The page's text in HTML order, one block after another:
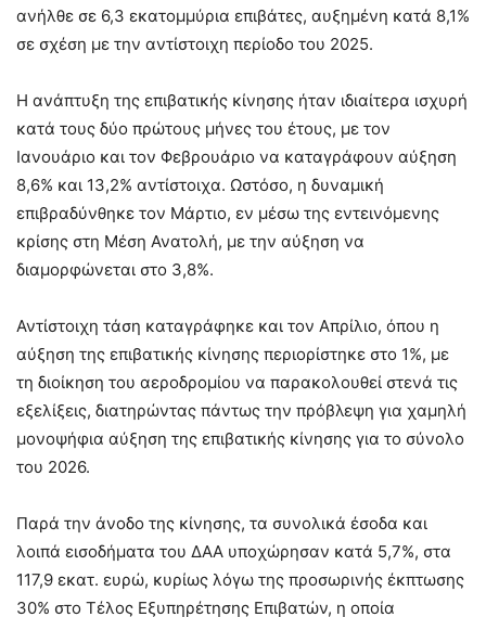
ανήλθε σε 6,3 εκατομμύρια επιβάτες, αυξημένη κατά 8,1%
σε σχέση με την αντίστοιχη περίοδο του 2025.
Η ανάπτυξη της επιβατικής κίνησης ήταν ιδιαίτερα ισχυρή
κατά τους δύο πρώτους μήνες του έτους, με τον
Ιανουάριο και τον Φεβρουάριο να καταγράφουν αύξηση
8,6% και 13,2% αντίστοιχα. Ωστόσο, η δυναμική
επιβραδύνθηκε τον Μάρτιο, εν μέσω της εντεινόμενης
κρίσης στη Μέση Ανατολή, με την αύξηση να
διαμορφώνεται στο 3,8%.
Αντίστοιχη τάση καταγράφηκε και τον Απρίλιο, όπου η
αύξηση της επιβατικής κίνησης περιορίστηκε στο 1%, με
τη διοίκηση του αεροδρομίου να παρακολουθεί στενά τις
εξελίξεις, διατηρώντας πάντως την πρόβλεψη για χαμηλή
μονοψήφια αύξηση της επιβατικής κίνησης για το σύνολο
του 2026.
Παρά την άνοδο της κίνησης, τα συνολικά έσοδα και
λοιπά εισοδήματα του ΔΑΑ υποχώρησαν κατά 5,7%, στα
117,9 εκατ. ευρώ, κυρίως λόγω της προσωρινής έκπτωσης
30% στο Τέλος Εξυπηρέτησης Επιβατών, η οποία